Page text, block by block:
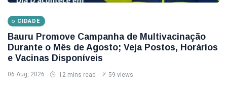
CIDADE
Bauru Promove Campanha de Multivacinação
Durante o Mês de Agosto; Veja Postos, Horários
e Vacinas Disponíveis
06 Aug, 2026 12 mins read 59 views